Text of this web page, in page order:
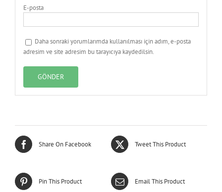
E-posta
Daha sonraki yorumlarımda kullanılması için adım, e-posta
adresim ve site adresim bu tarayıcıya kaydedilsin.
Share On Facebook Tweet This Product
Pin This Product Email This Product